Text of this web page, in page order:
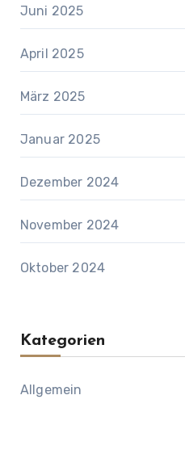
Juni 2025
April 2025
März 2025
Januar 2025
Dezember 2024
November 2024
Oktober 2024
Kategorien
Allgemein